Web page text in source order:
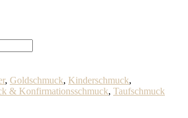
, Goldschmuck, Kinderschmuck,
& Konfirmationsschmuck, Taufschmuck